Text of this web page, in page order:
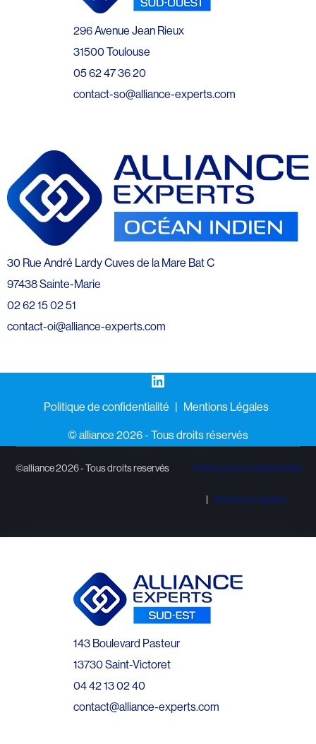
296 Avenue Jean Rieux
31500 Toulouse
05 62 47 36 20
contact-so@alliance-experts.com
30 Rue André Lardy Cuves de la Mare Bat C
97438 Sainte-Marie
02 62 15 02 51
contact-oi@alliance-experts.com
LinkedIn
Politique de confidentialité Mentions Légales
©️ alliance 2026 - Tous droits réservés
©alliance 2026 - Tous droits reservés Politique de confidentialité
Mentions Légales
143 Boulevard Pasteur
13730 Saint-Victoret
04 42 13 02 40
contact@alliance-experts.com